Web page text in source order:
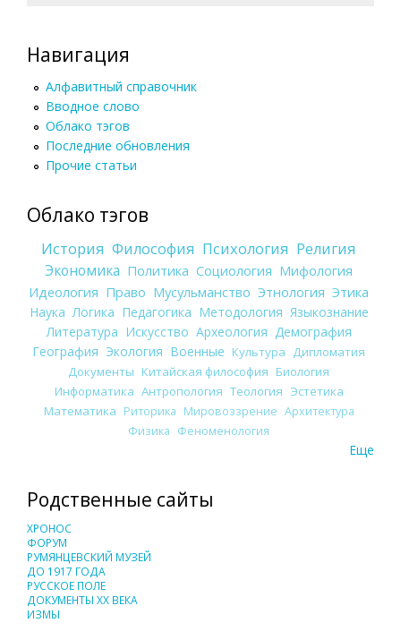
Навигация
Алфавитный справочник
Вводное слово
Облако тэгов
Последние обновления
Прочие статьи
Облако тэгов
История Философия Психология Религия
Экономика Политика Социология Мифология
Идеология Право Мусульманство Этнология Этика
Наука Логика Педагогика Методология Языкознание
Литература Искусство Археология Демография
География Экология Военные Культура
Дипломатия
Документы Китайская философия Биология
Информатика Антропология Теология Эстетика
Математика Риторика Мировоззрение Архитектура
Физика Феноменология
Еще
Родственные сайты
ХРОНОС
ФОРУМ
РУМЯНЦЕВСКИЙ МУЗЕЙ
ДО 1917 ГОДА
РУССКОЕ ПОЛЕ
ДОКУМЕНТЫ XX ВЕКА
ИЗМЫ